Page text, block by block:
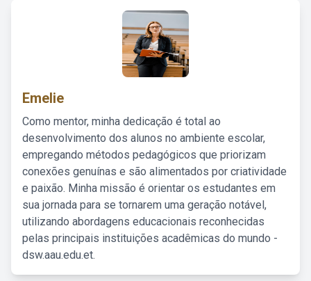
Emelie
Como mentor, minha dedicação é total ao
desenvolvimento dos alunos no ambiente escolar,
empregando métodos pedagógicos que priorizam
conexões genuínas e são alimentados por criatividade
e paixão. Minha missão é orientar os estudantes em
sua jornada para se tornarem uma geração notável,
utilizando abordagens educacionais reconhecidas
pelas principais instituições acadêmicas do mundo -
dsw.aau.edu.et.